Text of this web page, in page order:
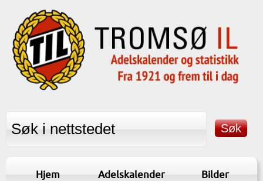
Hjem Adelskalender Bilder